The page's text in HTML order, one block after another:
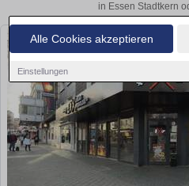
Alle Cookies akzeptieren
Einstellungen
in Essen Stadtkern